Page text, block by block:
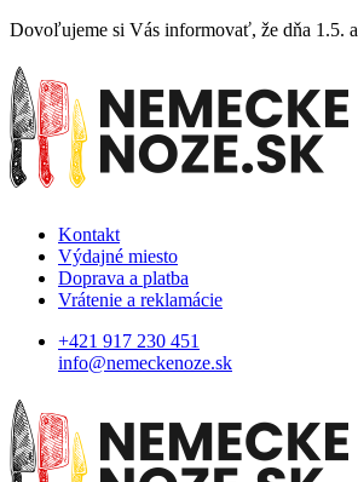
Dovoľujeme si Vás informovať, že dňa 1.5.
Kontakt
Výdajné miesto
Doprava a platba
Vrátenie a reklamácie
+421 917 230 451
info@nemeckenoze.sk